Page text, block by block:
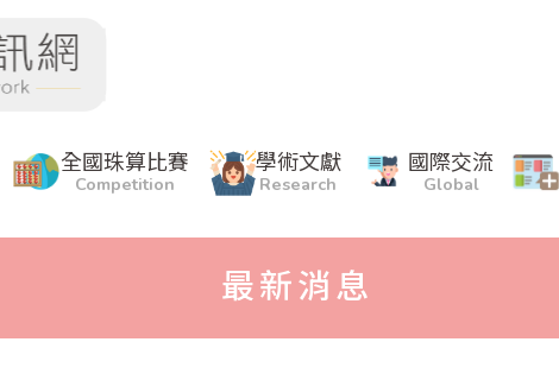
全國珠算比賽
Competition
學術文獻
Research
國際交流
Global
最新消息